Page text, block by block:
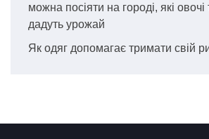
можна посіяти на городі, які овочі
дадуть урожай
Як одяг допомагає тримати свій